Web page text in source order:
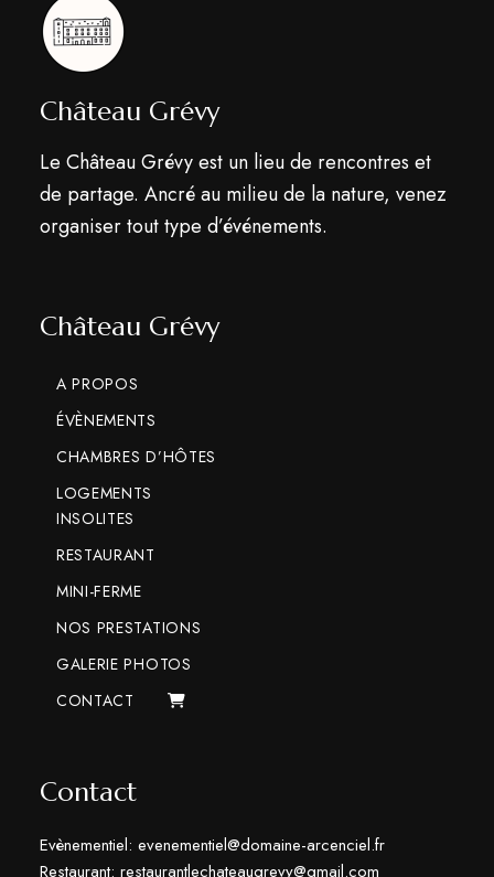
Château Grévy
Le Château Grévy est un lieu de rencontres et
de partage. Ancré au milieu de la nature, venez
organiser tout type d’événements.
Château Grévy
A PROPOS
ÉVÈNEMENTS
CHAMBRES D’HÔTES
LOGEMENTS
INSOLITES
RESTAURANT
MINI-FERME
NOS PRESTATIONS
GALERIE PHOTOS
CONTACT
Contact
Evènementiel: evenementiel@domaine-arcenciel.fr
Restaurant: restaurantlechateaugrevy@gmail.com